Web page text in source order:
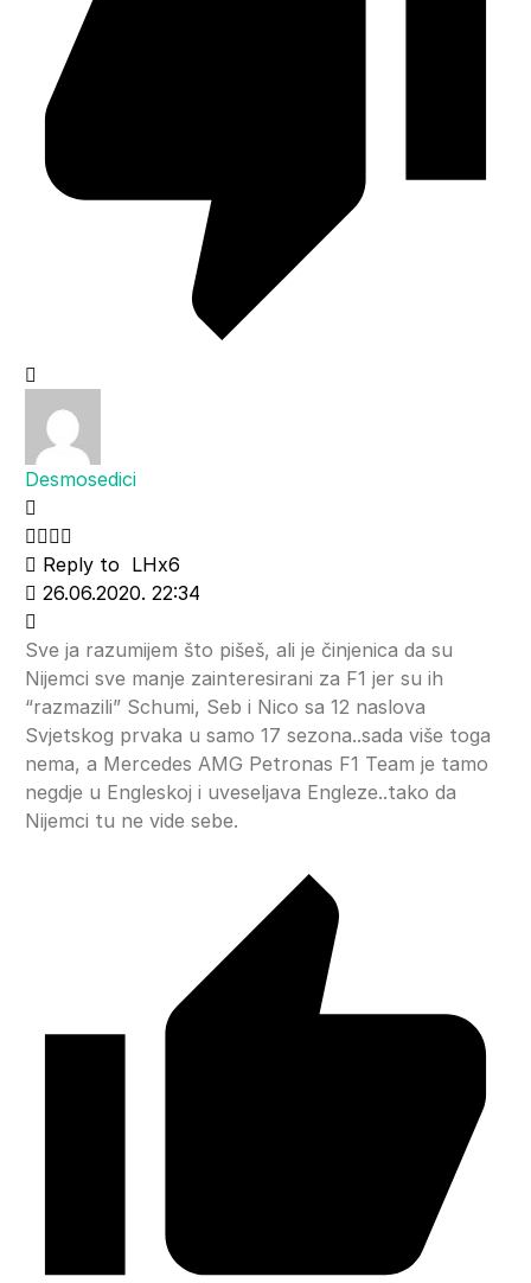
Desmosedici
Reply to LHx6
26.06.2020. 22:34
Sve ja razumijem što pišeš, ali je činjenica da su
Nijemci sve manje zainteresirani za F1 jer su ih
“razmazili” Schumi, Seb i Nico sa 12 naslova
Svjetskog prvaka u samo 17 sezona..sada više toga
nema, a Mercedes AMG Petronas F1 Team je tamo
negdje u Engleskoj i uveseljava Engleze..tako da
Nijemci tu ne vide sebe.